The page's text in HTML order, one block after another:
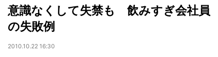
意識なくして失禁も 飲みすぎ会社員
の失敗例
2010.10.22 16:30